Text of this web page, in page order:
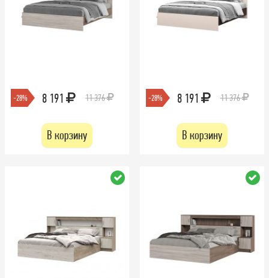
-28% 8 191 11 376
В корзину
-28% 8 191 11 376
В корзину